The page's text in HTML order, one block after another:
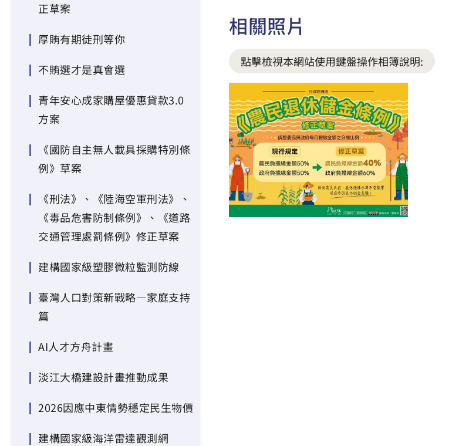
正草案
厚賄有期徒刑等你
不賄選才是真會選
青年安心成家購屋優惠貸款3.0
方案
《國防自主無人載具採購特別條
例》草案
《刑法》、《陸海空軍刑法》、
《毒品危害防制條例》、《道路
交通管理處罰條例》修正草案
建構國家級塑膠微粒監測防線
臺灣人口對策新戰略—家庭支持
篇
AI人才方舟計畫
淡江大橋建設計畫推動成果
2026因應中東情勢穩定民生物價
建構國家級海洋雷達觀測網
相關照片
點擊檢視本網站使用鍵盤操作相簿說明: